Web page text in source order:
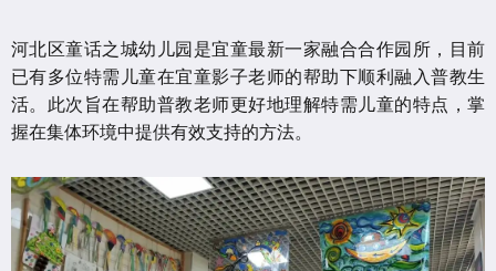
河北区童话之城幼儿园是宜童最新一家融合合作园所，目前
已有多位特需儿童在宜童影子老师的帮助下顺利融入普教生
活。此次旨在帮助普教老师更好地理解特需儿童的特点，掌
握在集体环境中提供有效支持的方法。